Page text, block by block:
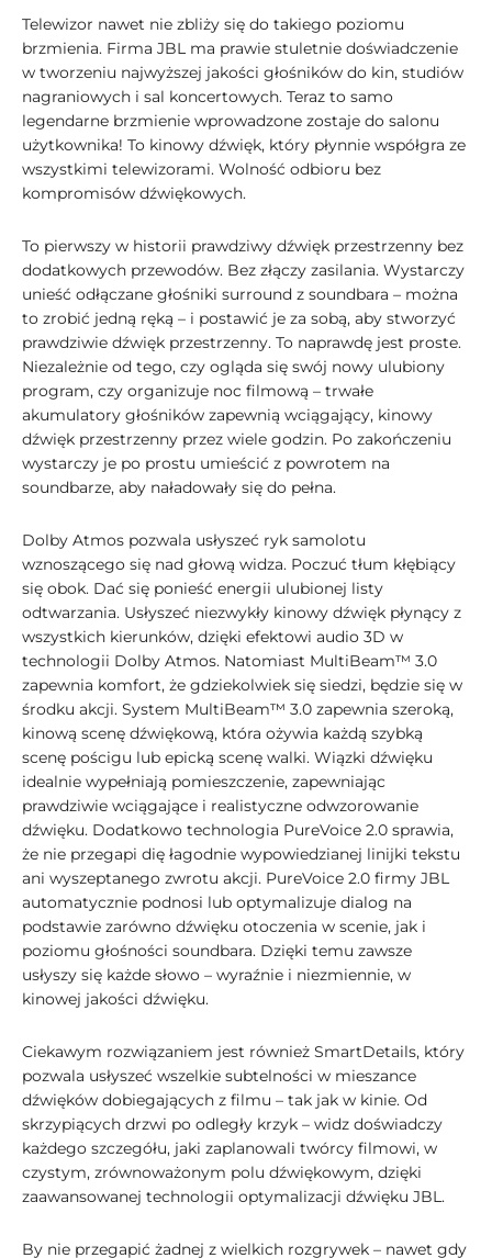
Telewizor nawet nie zbliży się do takiego poziomu
brzmienia. Firma JBL ma prawie stuletnie doświadczenie
w tworzeniu najwyższej jakości głośników do kin, studiów
nagraniowych i sal koncertowych. Teraz to samo
legendarne brzmienie wprowadzone zostaje do salonu
użytkownika! To kinowy dźwięk, który płynnie współgra ze
wszystkimi telewizorami. Wolność odbioru bez
kompromisów dźwiękowych.
To pierwszy w historii prawdziwy dźwięk przestrzenny bez
dodatkowych przewodów. Bez złączy zasilania. Wystarczy
unieść odłączane głośniki surround z soundbara – można
to zrobić jedną ręką – i postawić je za sobą, aby stworzyć
prawdziwie dźwięk przestrzenny. To naprawdę jest proste.
Niezależnie od tego, czy ogląda się swój nowy ulubiony
program, czy organizuje noc filmową – trwałe
akumulatory głośników zapewnią wciągający, kinowy
dźwięk przestrzenny przez wiele godzin. Po zakończeniu
wystarczy je po prostu umieścić z powrotem na
soundbarze, aby naładowały się do pełna.
Dolby Atmos pozwala usłyszeć ryk samolotu
wznoszącego się nad głową widza. Poczuć tłum kłębiący
się obok. Dać się ponieść energii ulubionej listy
odtwarzania. Usłyszeć niezwykły kinowy dźwięk płynący z
wszystkich kierunków, dzięki efektowi audio 3D w
technologii Dolby Atmos. Natomiast MultiBeam™ 3.0
zapewnia komfort, że gdziekolwiek się siedzi, będzie się w
środku akcji. System MultiBeam™ 3.0 zapewnia szeroką,
kinową scenę dźwiękową, która ożywia każdą szybką
scenę pościgu lub epicką scenę walki. Wiązki dźwięku
idealnie wypełniają pomieszczenie, zapewniając
prawdziwie wciągające i realistyczne odwzorowanie
dźwięku. Dodatkowo technologia PureVoice 2.0 sprawia,
że nie przegapi dię łagodnie wypowiedzianej linijki tekstu
ani wyszeptanego zwrotu akcji. PureVoice 2.0 firmy JBL
automatycznie podnosi lub optymalizuje dialog na
podstawie zarówno dźwięku otoczenia w scenie, jak i
poziomu głośności soundbara. Dzięki temu zawsze
usłyszy się każde słowo – wyraźnie i niezmiennie, w
kinowej jakości dźwięku.
Ciekawym rozwiązaniem jest również SmartDetails, który
pozwala usłyszeć wszelkie subtelności w mieszance
dźwięków dobiegających z filmu – tak jak w kinie. Od
skrzypiących drzwi po odległy krzyk – widz doświadczy
każdego szczegółu, jaki zaplanowali twórcy filmowi, w
czystym, zrównoważonym polu dźwiękowym, dzięki
zaawansowanej technologii optymalizacji dźwięku JBL.
By nie przegapić żadnej z wielkich rozgrywek – nawet gdy